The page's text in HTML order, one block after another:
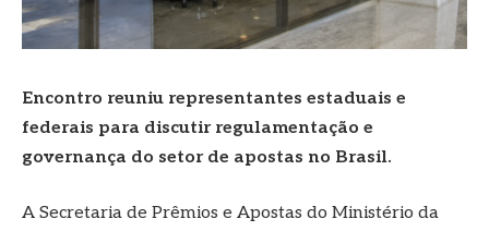
Encontro reuniu representantes estaduais e
federais para discutir regulamentação e
governança do setor de apostas no Brasil.
A Secretaria de Prêmios e Apostas do Ministério da